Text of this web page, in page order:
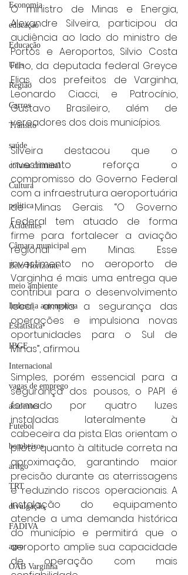
Economia
educaçao
Educação
Unis
Região
Carros
Trânsito
saúde
coluna criminal
Cultura
politica
Acidentes
Câmara municipal
Belo Horizonte
meio ambiente
Industria automotiva
Estatística
IBGE
Internacional
vagas de emprego
acidentes
Futebol
bombeiros
artigo
TRT
divulgação
FADIVA
agro
OAB Varginha
O ministro de Minas e Energia,
Alexandre Silveira, participou da
audiência ao lado do ministro de
Portos e Aeroportos, Silvio Costa
Filho, da deputada federal Greyce
Elias, dos prefeitos de Varginha,
Leonardo Ciacci, e Patrocínio,
Gustavo Brasileiro, além de
vereadores dos dois municípios.
Silveira destacou que o
investimento reforça o
compromisso do Governo Federal
com a infraestrutura aeroportuária
de Minas Gerais. “O Governo
Federal tem atuado de forma
firme para fortalecer a aviação
regional em Minas. Esse
investimento no aeroporto de
Varginha é mais uma entrega que
contribui para o desenvolvimento
local, amplia a segurança das
operações e impulsiona novas
oportunidades para o Sul de
Minas”, afirmou.
Simples, porém essencial para a
segurança dos pousos, o PAPI é
formado por quatro luzes
instaladas lateralmente à
cabeceira da pista. Elas orientam o
piloto quanto à altitude correta na
aproximação, garantindo maior
precisão durante as aterrissagens
e reduzindo riscos operacionais. A
instalação do equipamento
atende a uma demanda histórica
do município e permitirá que o
aeroporto amplie sua capacidade
de operação com mais